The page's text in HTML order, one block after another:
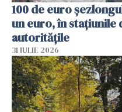
100 de euro
un euro, în stațiunile
autoritățile
31 IULIE 2026